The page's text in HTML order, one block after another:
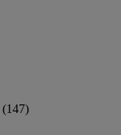
(147)